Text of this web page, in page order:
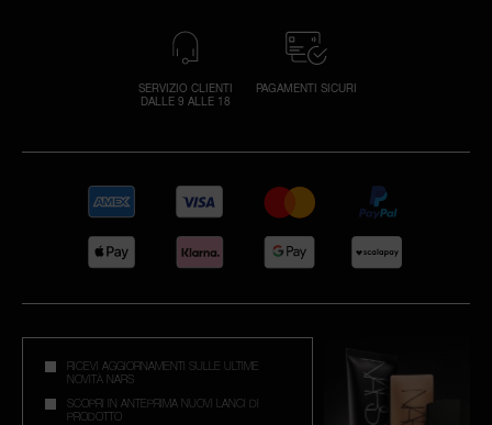
SERVIZIO CLIENTI
DALLE 9 ALLE 18
PAGAMENTI SICURI
RICEVI AGGIORNAMENTI SULLE ULTIME
NOVITÀ NARS
SCOPRI IN ANTEPRIMA NUOVI LANCI DI
PRODOTTO